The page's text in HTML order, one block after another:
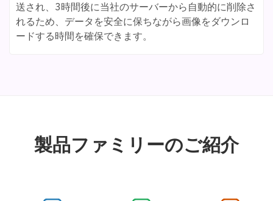
送され、3時間後に当社のサーバーから自動的に削除さ
れるため、データを安全に保ちながら画像をダウンロ
ードする時間を確保できます。
製品ファミリーのご紹介